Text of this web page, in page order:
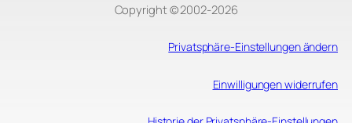
Copyright © 2002‑2026
Privatsphäre-Einstellungen ändern
Einwilligungen widerrufen